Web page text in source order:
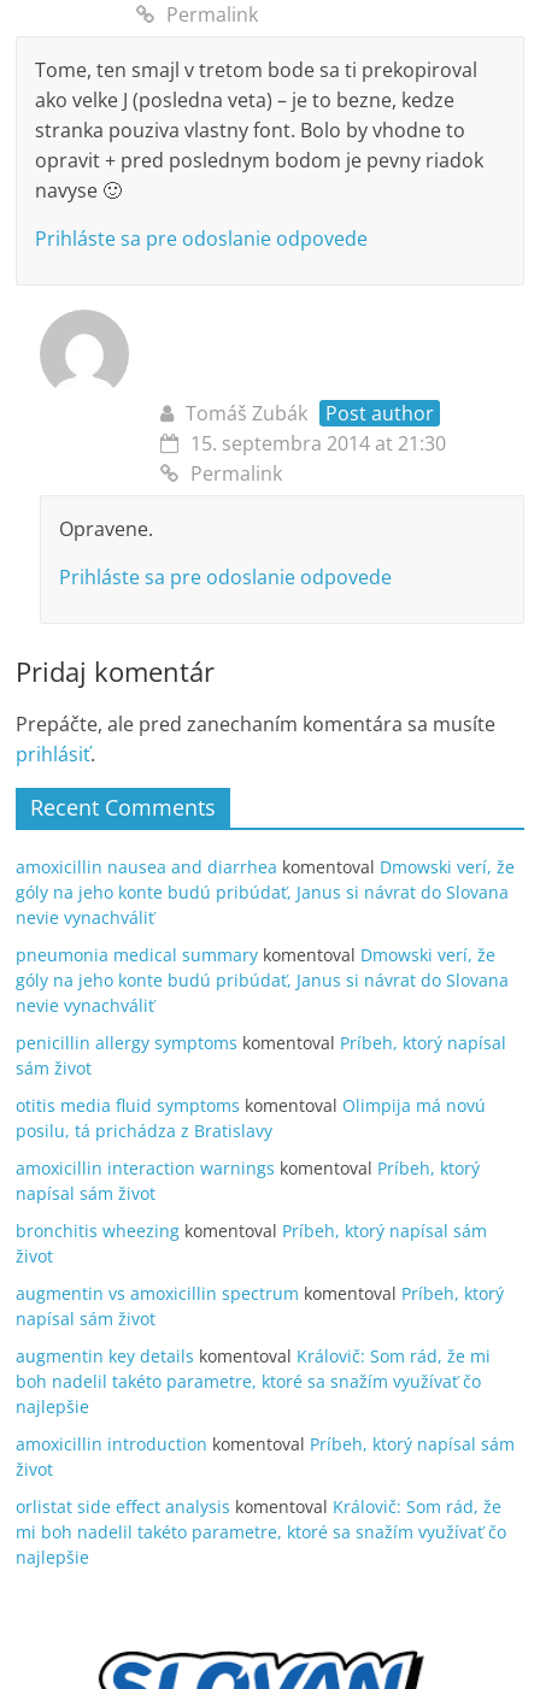
Permalink
Tome, ten smajl v tretom bode sa ti prekopiroval
ako velke J (posledna veta) – je to bezne, kedze
stranka pouziva vlastny font. Bolo by vhodne to
opravit + pred poslednym bodom je pevny riadok
navyse 🙂
Prihláste sa pre odoslanie odpovede
Tomáš Zubák
Post author
15. septembra 2014 at 21:30
Permalink
Opravene.
Prihláste sa pre odoslanie odpovede
Pridaj komentár
Prepáčte, ale pred zanechaním komentára sa musíte
prihlásiť.
Recent Comments
amoxicillin nausea and diarrhea komentoval Dmowski verí, že
góly na jeho konte budú pribúdať, Janus si návrat do Slovana
nevie vynachváliť
pneumonia medical summary komentoval Dmowski verí, že
góly na jeho konte budú pribúdať, Janus si návrat do Slovana
nevie vynachváliť
penicillin allergy symptoms komentoval Príbeh, ktorý napísal
sám život
otitis media fluid symptoms komentoval Olimpija má novú
posilu, tá prichádza z Bratislavy
amoxicillin interaction warnings komentoval Príbeh, ktorý
napísal sám život
bronchitis wheezing komentoval Príbeh, ktorý napísal sám
život
augmentin vs amoxicillin spectrum komentoval Príbeh, ktorý
napísal sám život
augmentin key details komentoval Královič: Som rád, že mi
boh nadelil takéto parametre, ktoré sa snažím využívať čo
najlepšie
amoxicillin introduction komentoval Príbeh, ktorý napísal sám
život
orlistat side effect analysis komentoval Královič: Som rád, že
mi boh nadelil takéto parametre, ktoré sa snažím využívať čo
najlepšie